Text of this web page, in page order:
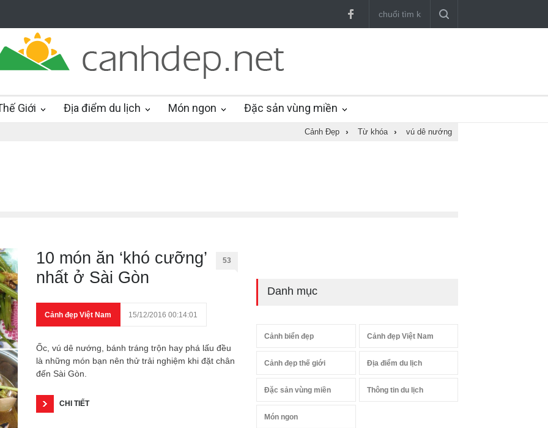
Giới Địa điểm du lịch Món ngon Đặc sản vùng miền
Cảnh Đẹp › Từ khóa › vú dê nướng
10 món ăn ‘khó cưỡng’
nhất ở Sài Gòn
53
Cảnh đẹp Việt Nam 15/12/2016 00:14:01
Ốc, vú dê nướng, bánh tráng trộn hay phá lấu đều
là những món bạn nên thử trải nghiệm khi đặt chân
đến Sài Gòn.
CHI TIẾT
Danh mục
Cảnh biển đẹp Cảnh đẹp Việt Nam
Cảnh đẹp thế giới Địa điểm du lịch
Đặc sản vùng miền Thông tin du lịch
Món ngon